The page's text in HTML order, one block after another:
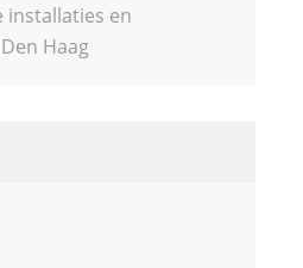
installaties en
Haag